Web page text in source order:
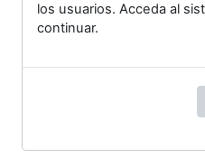
los usuarios. Acceda al
continuar.